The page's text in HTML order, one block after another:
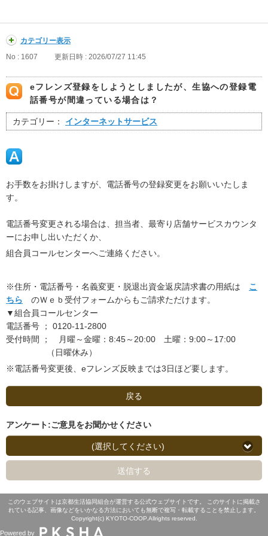
カテゴリー表示
No : 1607
更新日時 : 2026/07/27 11:45
eフレンズ登録をしようとしましたが、生協への登録電
話番号が間違っている場合は？
カテゴリー： インターネットサービス
お手数をお掛けしますが、電話番号の登録変更をお願いいたしま
す。
電話番号変更される場合は、担当者、最寄り店舗サービスカウンタ
ーにお申し出いただくか、
組合員コールセンターへご連絡ください。
※住所・電話番号・名義変更・脱退出資金返戻請求書の用紙は こ
ちら のＷｅｂ受付フォームからもご請求ただけます。
▼組合員コールセンター
電話番号 ； 0120-11-2800
受付時間 ； 月曜～金曜：8:45～20:00 土曜：9:00～17:00
（日曜休み）
※電話番号変更後、eフレンズ反映までは3日ほど要します。
戻る
アンケート:ご意見をお聞かせください
(選択してください)
送信する
このウェブサイトは京都生活協同組合が運営する公式ウェブサイトです。 このサイトに掲載さ
れている記事、画像などをいかなる方法においても無断で複写・転載することを禁止します。
Copyright(c) KYOTO-COOP.Allrights reserved.
Powered by